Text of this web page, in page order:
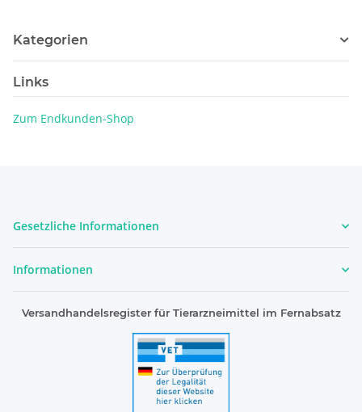
Kategorien
Links
Zum Endkunden-Shop
Gesetzliche Informationen
Informationen
Versandhandelsregister für Tierarzneimittel im Fernabsatz